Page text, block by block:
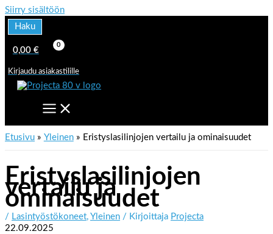
Siirry sisältöön
Haku
0,00 €
Kirjaudu asiakastilille
Etusivu Yleinen Eristyslasilinjojen vertailu ja ominaisuudet
Eristyslasilinjojen
vertailu ja
ominaisuudet
/ Lasintyöstökoneet, Yleinen / Kirjoittaja Projecta
22.09.2025